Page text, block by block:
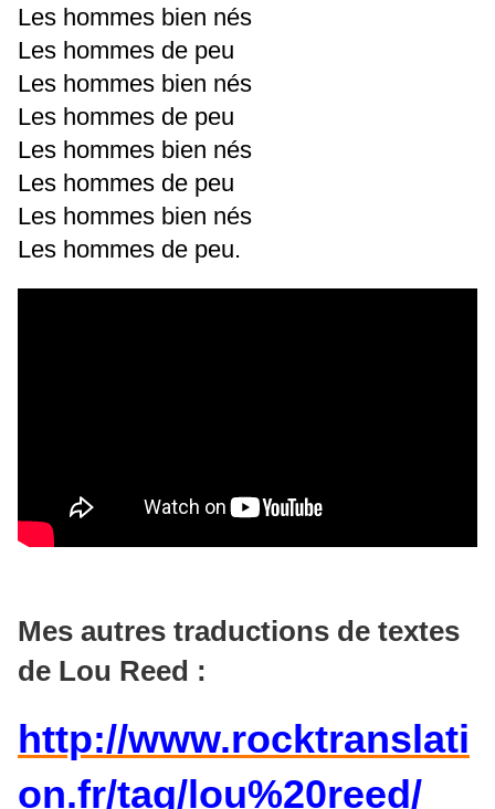
Les hommes bien nés
Les hommes de peu
Les hommes bien nés
Les hommes de peu
Les hommes bien nés
Les hommes de peu
Les hommes bien nés
Les hommes de peu.
Mes autres traductions de textes
de Lou Reed :
http://www.rocktranslati
on.fr/tag/lou%20reed/